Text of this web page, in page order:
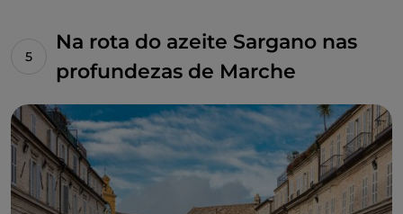
Na rota do azeite Sargano nas
profundezas de Marche